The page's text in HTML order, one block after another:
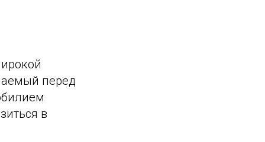
перед
в